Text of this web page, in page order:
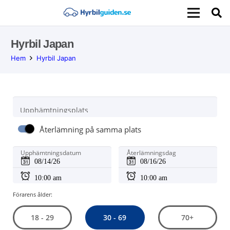
Hyrbil Japan
Hem Hyrbil Japan
Upphämtningsplats
Återlämning på samma plats
Upphämtningsdatum Återlämningsdag
Förarens ålder:
18 - 29 30 - 69 70+